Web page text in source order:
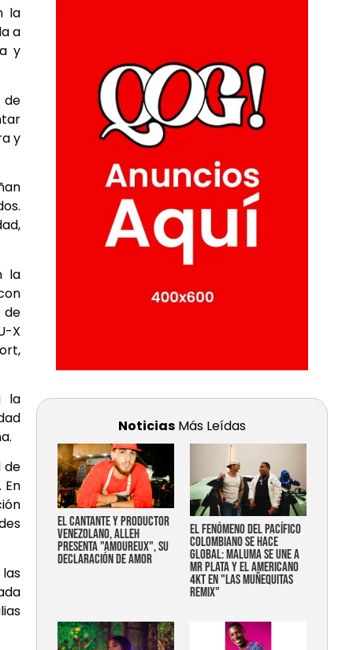
la
a
y
de
y
la
de
X
la
de
Noticias Más Leídas
EL CANTANTE Y PRODUCTOR
VENEZOLANO, ALLEH
PRESENTA "AMOUREUX", SU
DECLARACIÓN DE AMOR
EL FENÓMENO DEL PACÍFICO
COLOMBIANO SE HACE
GLOBAL: MALUMA SE UNE A
MR PLATA Y EL AMERICANO
4KT EN "LAS MUÑEQUITAS
REMIX"